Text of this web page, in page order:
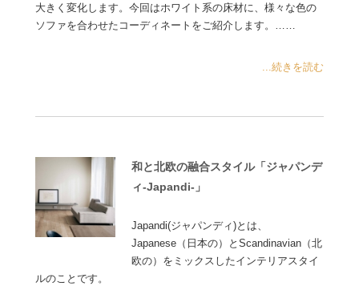
大きく変化します。今回はホワイト系の床材に、様々な色の
ソファを合わせたコーディネートをご紹介します。……
...続きを読む
和と北欧の融合スタイル「ジャパンデ
ィ-Japandi-」
Japandi(ジャパンディ)とは、
Japanese（日本の）とScandinavian（北
欧の）をミックスしたインテリアスタイ
ルのことです。